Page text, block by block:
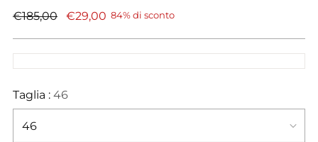
Prezzo
€185,00 €29,00 84% di sconto
Taglia : 46